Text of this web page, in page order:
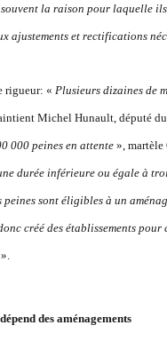
la raison pour laquelle
ajustements et rectifications
rigueur: « Plusieurs dizaines de
Michel Hunault, député
000 peines en attente », martèle
durée inférieure ou égale à
sont éligibles à un
créé des établissements
».
des aménagements